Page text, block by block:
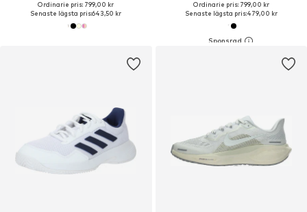
Ordinarie pris: 799,00 kr
Senaste lägsta pris:643,50 kr
Ordinarie pris: 799,00 kr
Senaste lägsta pris:479,00 kr